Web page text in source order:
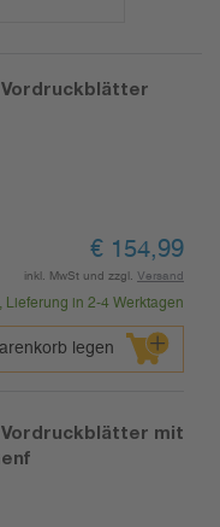
€ 154,99
inkl. MwSt und zzgl. Versand
Lieferung in 2-4 Werktagen
legen
mit